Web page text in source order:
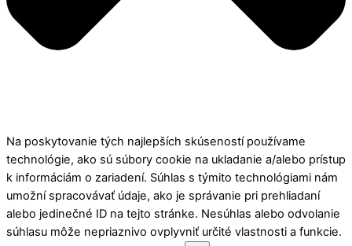
Na poskytovanie tých najlepších skúseností používame
technológie, ako sú súbory cookie na ukladanie a/alebo prístup
k informáciám o zariadení. Súhlas s týmito technológiami nám
umožní spracovávať údaje, ako je správanie pri prehliadaní
alebo jedinečné ID na tejto stránke. Nesúhlas alebo odvolanie
súhlasu môže nepriaznivo ovplyvniť určité vlastnosti a funkcie.